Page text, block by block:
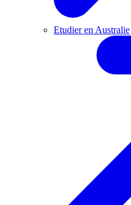
Etudier en Australie